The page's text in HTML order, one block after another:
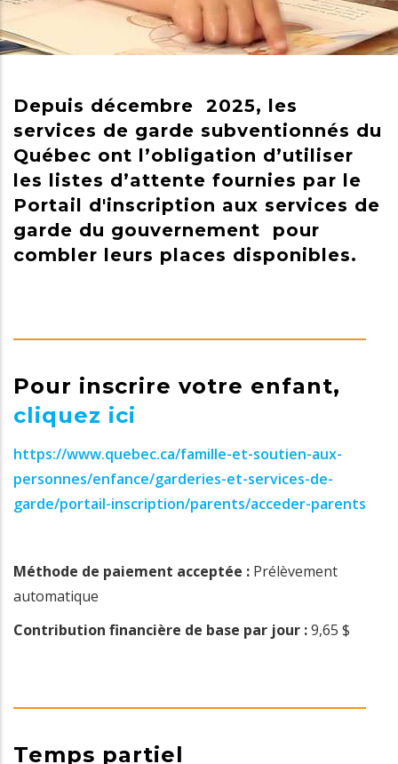
Depuis décembre 2025, les
services de garde subventionnés du
Québec ont l’obligation d’utiliser
les listes d’attente fournies par le
Portail d'inscription aux services de
garde du gouvernement pour
combler leurs places disponibles.
Pour inscrire votre enfant,
cliquez ici
https://www.quebec.ca/famille-et-soutien-aux-
personnes/enfance/garderies-et-services-de-
garde/portail-inscription/parents/acceder-parents
Méthode de paiement acceptée : Prélèvement
automatique
Contribution financière de base par jour :9,65 $
Temps partiel